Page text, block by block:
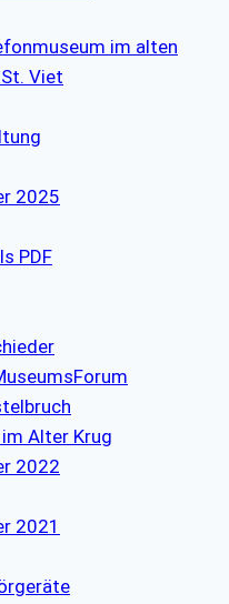
im alten
Viet
2025
PDF
Alter Krug
2022
2021